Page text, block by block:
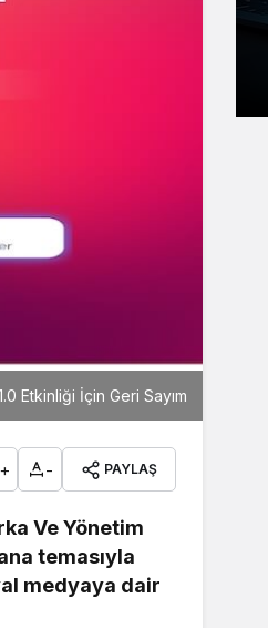
Etkinliği İçin Geri Sayım
+ - PAYLAŞ
Ve Yönetim
temasıyla
medyaya dair
Marka
Konuk